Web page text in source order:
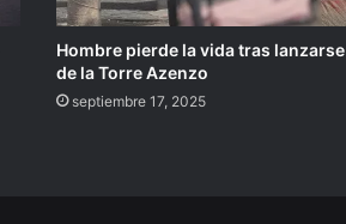
Hombre pierde la vida tras lanzarse
de la Torre Azenzo
septiembre 17, 2025